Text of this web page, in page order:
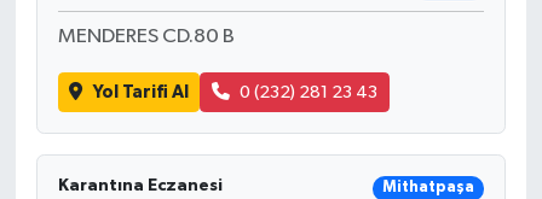
MENDERES CD.80 B
Yol Tarifi Al 0 (232) 281 23 43
Karantına Eczanesi Mithatpaşa